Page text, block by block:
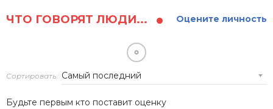
ЧТО ГОВОРЯТ ЛЮДИ... Оцените личность
Сортировать:
Будьте первым кто поставит оценку